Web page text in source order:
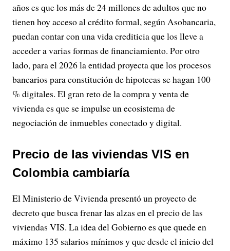
años es que los más de 24 millones de adultos que no
tienen hoy acceso al crédito formal, según Asobancaria,
puedan contar con una vida crediticia que los lleve a
acceder a varias formas de financiamiento. Por otro
lado, para el 2026 la entidad proyecta que los procesos
bancarios para constitución de hipotecas se hagan 100
% digitales. El gran reto de la compra y venta de
vivienda es que se impulse un ecosistema de
negociación de inmuebles conectado y digital.
Precio de las viviendas VIS en
Colombia cambiaría
El Ministerio de Vivienda presentó un proyecto de
decreto que busca frenar las alzas en el precio de las
viviendas VIS. La idea del Gobierno es que quede en
máximo 135 salarios mínimos y que desde el inicio del